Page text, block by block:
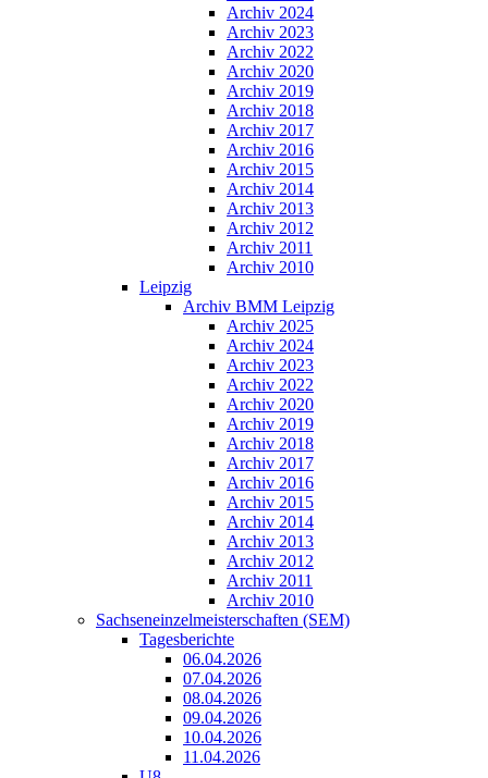
Archiv 2024
Archiv 2023
Archiv 2022
Archiv 2020
Archiv 2019
Archiv 2018
Archiv 2017
Archiv 2016
Archiv 2015
Archiv 2014
Archiv 2013
Archiv 2012
Archiv 2011
Archiv 2010
Leipzig
Archiv BMM Leipzig
Archiv 2025
Archiv 2024
Archiv 2023
Archiv 2022
Archiv 2020
Archiv 2019
Archiv 2018
Archiv 2017
Archiv 2016
Archiv 2015
Archiv 2014
Archiv 2013
Archiv 2012
Archiv 2011
Archiv 2010
Sachseneinzelmeisterschaften (SEM)
Tagesberichte
06.04.2026
07.04.2026
08.04.2026
09.04.2026
10.04.2026
11.04.2026